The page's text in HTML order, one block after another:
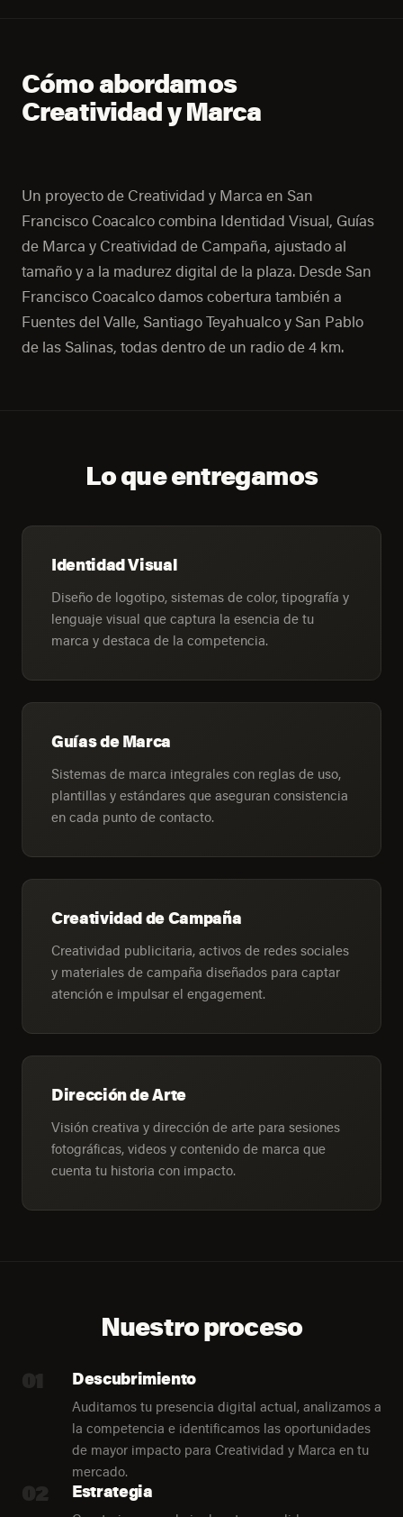
Cómo abordamos
Creatividad y Marca
Un proyecto de Creatividad y Marca en San
Francisco Coacalco combina Identidad Visual, Guías
de Marca y Creatividad de Campaña, ajustado al
tamaño y a la madurez digital de la plaza. Desde San
Francisco Coacalco damos cobertura también a
Fuentes del Valle, Santiago Teyahualco y San Pablo
de las Salinas, todas dentro de un radio de 4 km.
Lo que entregamos
Identidad Visual
Diseño de logotipo, sistemas de color, tipografía y
lenguaje visual que captura la esencia de tu
marca y destaca de la competencia.
Guías de Marca
Sistemas de marca integrales con reglas de uso,
plantillas y estándares que aseguran consistencia
en cada punto de contacto.
Creatividad de Campaña
Creatividad publicitaria, activos de redes sociales
y materiales de campaña diseñados para captar
atención e impulsar el engagement.
Dirección de Arte
Visión creativa y dirección de arte para sesiones
fotográficas, videos y contenido de marca que
cuenta tu historia con impacto.
Nuestro proceso
01 Descubrimiento
Auditamos tu presencia digital actual, analizamos a
la competencia e identificamos las oportunidades
de mayor impacto para Creatividad y Marca en tu
mercado.
Estrategia